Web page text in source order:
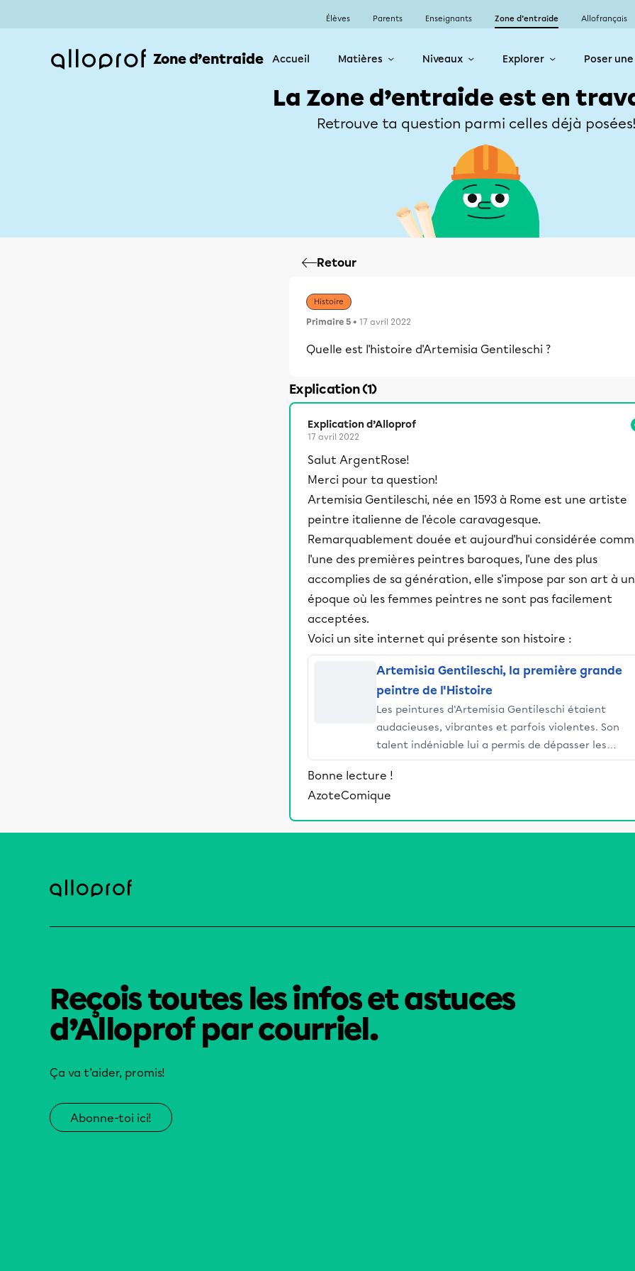
Élèves Parents Enseignants Zone d’entraide Allofrançais
Zone d’entraide Accueil Matières Niveaux Explorer Poser
La Zone d’entraide est en
Retrouve ta question parmi celles déjà posées!
Retour
Histoire
Primaire 5 • 17 avril 2022
Quelle est l'histoire d'Artemisia Gentileschi ?
Explication (1)
Explication d’Alloprof
17 avril 2022
Salut ArgentRose!
Merci pour ta question!
Artemisia Gentileschi, née en 1593 à Rome est une artiste
peintre italienne de l'école caravagesque.
Remarquablement douée et aujourd'hui considérée
l'une des premières peintres baroques, l'une des plus
accomplies de sa génération, elle s'impose par son art à
époque où les femmes peintres ne sont pas facilement
acceptées.
Voici un site internet qui présente son histoire :
Artemisia Gentileschi, la première grande
peintre de l'Histoire
Les peintures d'Artemisia Gentileschi étaient
audacieuses, vibrantes et parfois violentes. Son
talent indéniable lui a permis de dépasser les
préjugés de genre pour asseoir sa notoriété.
Bonne lecture !
AzoteComique
Reçois toutes les infos et astuces
d’Alloprof par courriel.
Ça va t’aider, promis!
Abonne-toi ici!